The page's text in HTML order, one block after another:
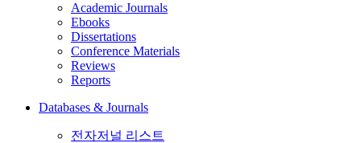
Academic Journals
Ebooks
Dissertations
Conference Materials
Reviews
Reports
Databases & Journals
전자저널 리스트